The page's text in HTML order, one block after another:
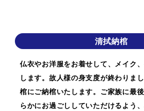
清拭納棺
仏衣やお洋服をお着せして、メイク
します。故人様の身支度が終わりま
棺にご納棺いたします。ご家族に最
らかにお過ごししていただけるよう